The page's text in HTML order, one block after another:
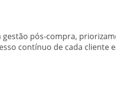
pós-compra,
contínuo de cada cliente